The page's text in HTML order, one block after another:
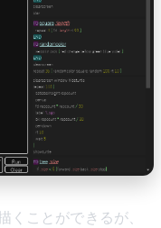
くことができるが、